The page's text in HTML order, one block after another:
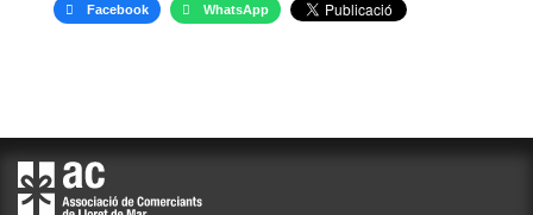
Facebook WhatsApp